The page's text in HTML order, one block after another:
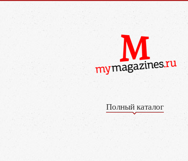
Полный каталог